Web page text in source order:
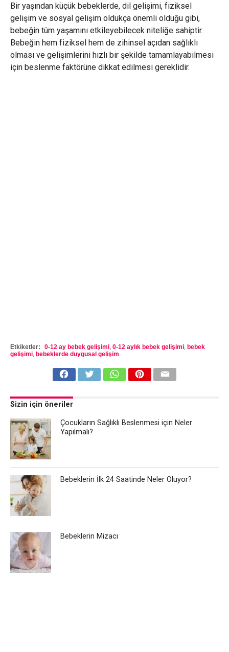
Bir yaşından küçük bebeklerde, dil gelişimi, fiziksel
gelişim ve sosyal gelişim oldukça önemli olduğu gibi,
bebeğin tüm yaşamını etkileyebilecek niteliğe sahiptir.
Bebeğin hem fiziksel hem de zihinsel açıdan sağlıklı
olması ve gelişimlerini hızlı bir şekilde tamamlayabilmesi
için beslenme faktörüne dikkat edilmesi gereklidir.
Etkiketler: 0-12 ay bebek gelişimi, 0-12 aylık bebek gelişimi, bebek
gelişimi, bebeklerde duygusal gelişim
Sizin için öneriler
Çocukların Sağlıklı Beslenmesi için Neler
Yapılmalı?
Bebeklerin İlk 24 Saatinde Neler Oluyor?
Bebeklerin Mizacı